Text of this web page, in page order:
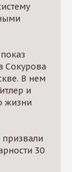
Сокурова
В нем
и
жизни
30